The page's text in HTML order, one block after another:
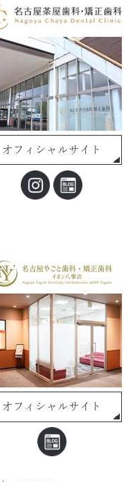
オフィシャルサイト
オフィシャルサイト